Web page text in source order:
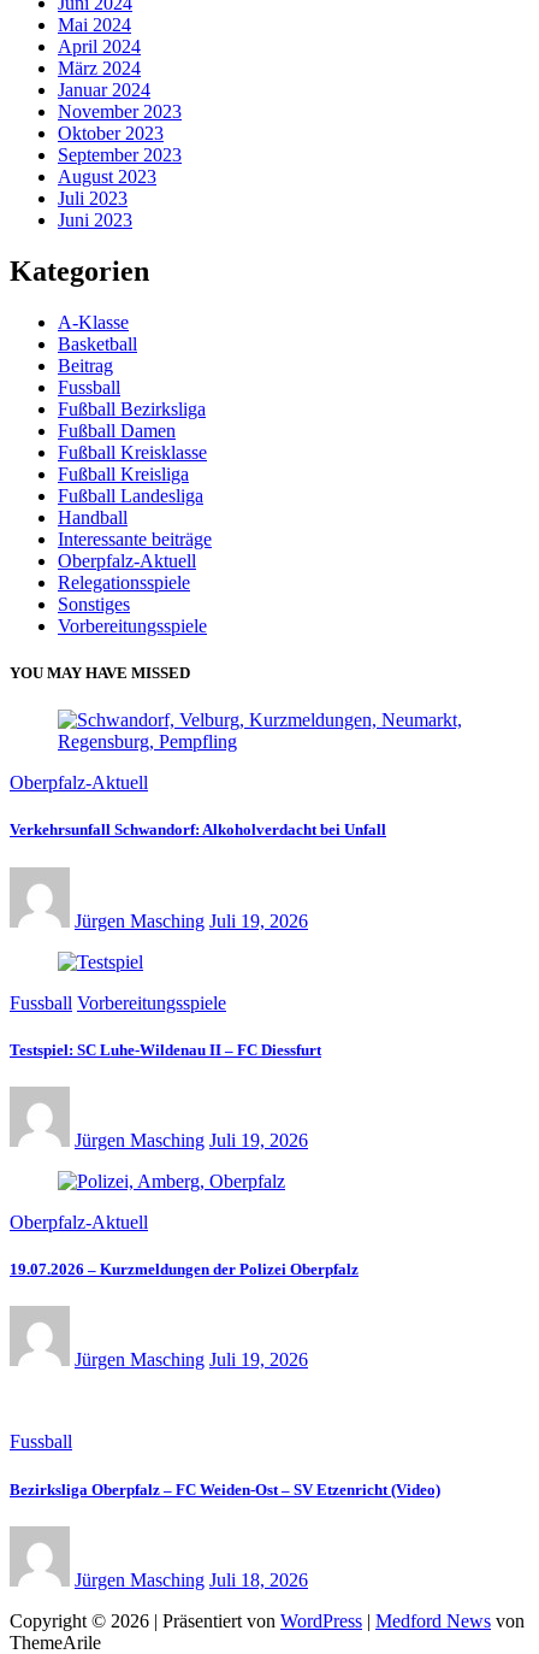
Mai 2024
April 2024
März 2024
Januar 2024
November 2023
Oktober 2023
September 2023
August 2023
Juli 2023
Juni 2023
Kategorien
A-Klasse
Basketball
Beitrag
Fussball
Fußball Bezirksliga
Fußball Damen
Fußball Kreisklasse
Fußball Kreisliga
Fußball Landesliga
Handball
Interessante beiträge
Oberpfalz-Aktuell
Relegationsspiele
Sonstiges
Vorbereitungsspiele
YOU MAY HAVE MISSED
Oberpfalz-Aktuell
Verkehrsunfall Schwandorf: Alkoholverdacht bei Unfall
Jürgen Masching Juli 19, 2026
Fussball Vorbereitungsspiele
Testspiel: SC Luhe-Wildenau II – FC Diessfurt
Jürgen Masching Juli 19, 2026
Oberpfalz-Aktuell
19.07.2026 – Kurzmeldungen der Polizei Oberpfalz
Jürgen Masching Juli 19, 2026
Fussball
Bezirksliga Oberpfalz – FC Weiden-Ost – SV Etzenricht (Video)
Jürgen Masching Juli 18, 2026
Copyright © 2026 | Präsentiert von WordPress | Medford News von
ThemeArile